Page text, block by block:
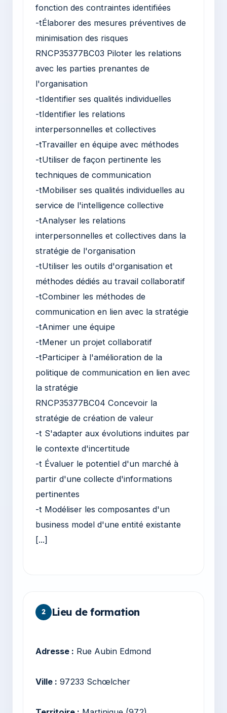
fonction des contraintes identifiées
-tÉlaborer des mesures préventives de
minimisation des risques
RNCP35377BC03 Piloter les relations
avec les parties prenantes de
l'organisation
-tIdentifier ses qualités individuelles
-tIdentifier les relations
interpersonnelles et collectives
-tTravailler en équipe avec méthodes
-tUtiliser de façon pertinente les
techniques de communication
-tMobiliser ses qualités individuelles au
service de l'intelligence collective
-tAnalyser les relations
interpersonnelles et collectives dans la
stratégie de l'organisation
-tUtiliser les outils d'organisation et
méthodes dédiés au travail collaboratif
-tCombiner les méthodes de
communication en lien avec la stratégie
-tAnimer une équipe
-tMener un projet collaboratif
-tParticiper à l'amélioration de la
politique de communication en lien avec
la stratégie
RNCP35377BC04 Concevoir la
stratégie de création de valeur
-t S'adapter aux évolutions induites par
le contexte d'incertitude
-t Évaluer le potentiel d'un marché à
partir d'une collecte d'informations
pertinentes
-t Modéliser les composantes d'un
business model d'une entité existante
[...]
2 Lieu de formation
Adresse : Rue Aubin Edmond
Ville : 97233 Schœlcher